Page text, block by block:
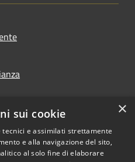
×
sui cookie
e assimilati strettamente
e alla navigazione del sito,
al solo fine di elaborare